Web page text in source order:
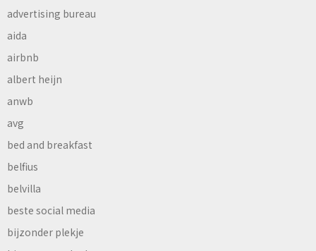
advertising bureau
aida
airbnb
albert heijn
anwb
avg
bed and breakfast
belfius
belvilla
beste social media
bijzonder plekje